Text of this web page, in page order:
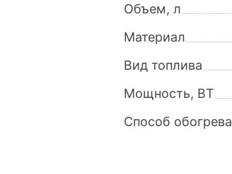
Объем, л
Материал
Вид топлива
Мощность, ВТ
Способ обогрева